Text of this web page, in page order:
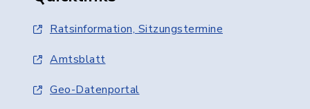
Ratsinformation, Sitzungstermine
Amtsblatt
Geo-Datenportal